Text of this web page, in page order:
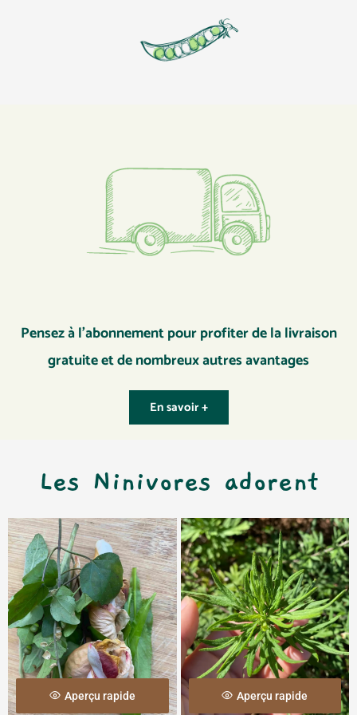
Pensez à l’abonnement pour profiter de la livraison
gratuite et de nombreux autres avantages
En savoir +
Les Ninivores adorent
Aperçu rapide Aperçu rapide